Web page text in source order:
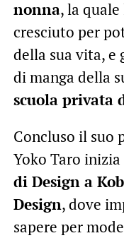
nonna, la
cresciuto per
della sua vita, e
di manga della
scuola privata
Concluso il suo
Yoko Taro
di Design a
Design, dove
sapere per